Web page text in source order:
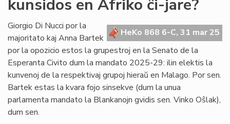
kunsidos en Afriko ĉi-jare?
HeKo 868 6-C, 31 mar 25
Giorgio Di Nucci por la
majoritato kaj Anna Bartek
por la opozicio estos la grupestroj en la Senato de la
Esperanta Civito dum la mandato 2025-29: ilin elektis la
kunvenoj de la respektivaj grupoj hieraŭ en Malago. Por sen.
Bartek estas la kvara fojo sinsekve (dum la unua
parlamenta mandato la Blankanojn gvidis sen. Vinko Oŝlak),
dum sen.